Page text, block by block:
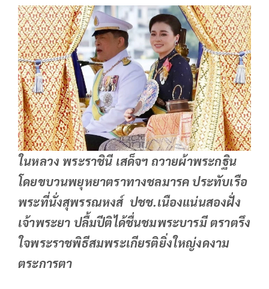
ในหลวง พระราชินี เสด็จฯ ถวายผ้าพระกฐิน
โดยขบวนพยุหยาตราทางชลมารค ประทับเรือ
พระที่นั่งสุพรรณหงส์ ปชช.เนืองแน่นสองฝั่ง
เจ้าพระยา ปลื้มปีติได้ชื่นชมพระบารมี ตราตรึง
ใจพระราชพิธีสมพระเกียรติยิ่งใหญ่งดงาม
ตระการตา